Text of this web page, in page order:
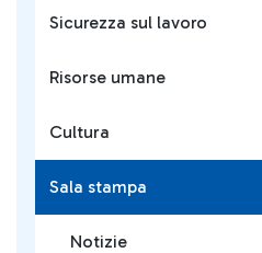
Sicurezza sul lavoro
Risorse umane
Cultura
Sala stampa
Notizie